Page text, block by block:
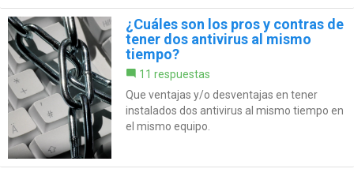
¿Cuáles son los pros y contras de
tener dos antivirus al mismo
tiempo?
11 respuestas
Que ventajas y/o desventajas en tener
instalados dos antivirus al mismo tiempo en
el mismo equipo.